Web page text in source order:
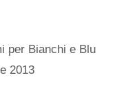
per Bianchi e Blu
2013